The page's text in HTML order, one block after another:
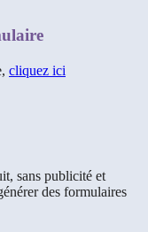
cliquez ici
sans publicité et
des formulaires